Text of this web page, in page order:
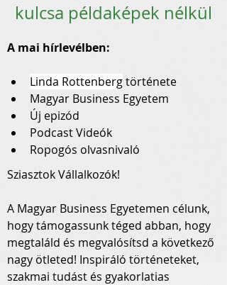
kulcsa példaképek nélkül
A mai hírlevélben:
Linda Rottenberg története
Magyar Business Egyetem
Új epizód
Podcast Videók
Ropogós olvasnivaló
Sziasztok Vállalkozók!
A Magyar Business Egyetemen célunk,
hogy támogassunk téged abban, hogy
megtaláld és megvalósítsd a következő
nagy ötleted! Inspiráló történeteket,
szakmai tudást és gyakorlatias